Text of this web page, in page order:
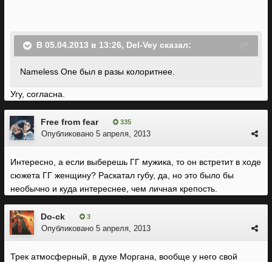
В 05.04.2013 в 13:26, Del-Vey сказал:
Nameless One был в разы колоритнее.
Угу, согласна.
Free from fear 335
Опубликовано 5 апреля, 2013
Интересно, а если выберешь ГГ мужика, то он встретит в ходе
сюжета ГГ женщину? Раскатал губу, да, но это было бы
необычно и куда интереснее, чем личная крепость.
Do-ck 3
Опубликовано 5 апреля, 2013
Трек атмосферный, в духе Моргана, вообще у него свой